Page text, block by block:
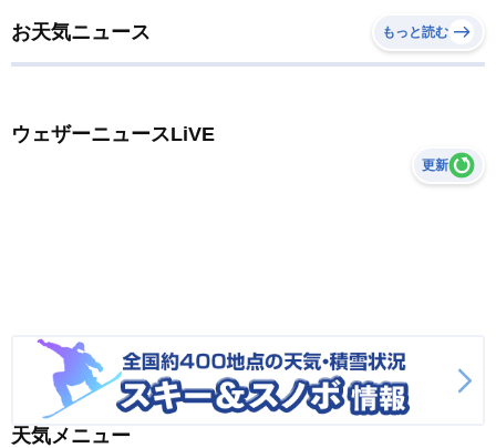
お天気ニュース もっと読む
ウェザーニュースLiVE
更新
天気メニュー